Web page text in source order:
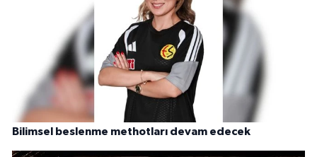
Bilimsel beslenme methotları devam edecek